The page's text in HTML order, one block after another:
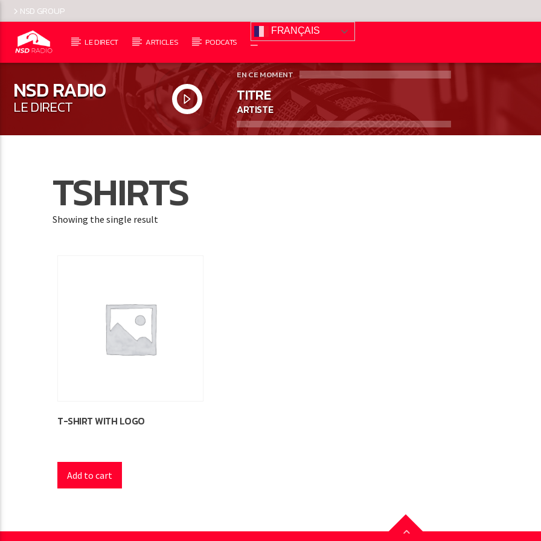
NSD GROUP
LE DIRECT ARTICLES PODCATS
FRANÇAIS
NSD RADIO
LE DIRECT
EN CE MOMENT
TITRE
ARTISTE
TSHIRTS
Showing the single result
T-SHIRT WITH LOGO
Add to cart